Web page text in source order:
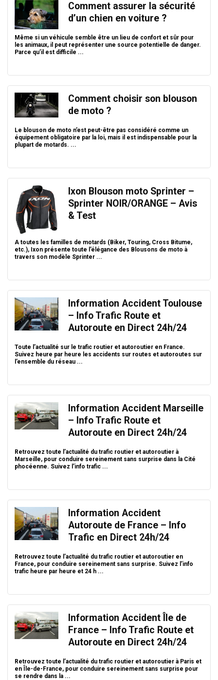
Comment assurer la sécurité
d’un chien en voiture ?
Même si un véhicule semble être un lieu de confort et sûr pour
les animaux, il peut représenter une source potentielle de danger.
Parce qu’il est difficile ...
Comment choisir son blouson
de moto ?
Le blouson de moto n’est peut-être pas considéré comme un
équipement obligatoire par la loi, mais il est indispensable pour la
plupart de motards. ...
Ixon Blouson moto Sprinter –
Sprinter NOIR/ORANGE – Avis
& Test
A toutes les familles de motards (Biker, Touring, Cross Bitume,
etc.), Ixon présente toute l’élégance des Blousons de moto à
travers son modèle Sprinter ...
Information Accident Toulouse
– Info Trafic Route et
Autoroute en Direct 24h/24
Toute l’actualité sur le trafic routier et autoroutier en France.
Suivez heure par heure les accidents sur routes et autoroutes sur
l’ensemble du réseau ...
Information Accident Marseille
– Info Trafic Route et
Autoroute en Direct 24h/24
Retrouvez toute l’actualité du trafic routier et autoroutier à
Marseille, pour conduire sereinement sans surprise dans la Cité
phocéenne. Suivez l’info trafic ...
Information Accident
Autoroute de France – Info
Trafic en Direct 24h/24
Retrouvez toute l’actualité du trafic routier et autoroutier en
France, pour conduire sereinement sans surprise. Suivez l’info
trafic heure par heure et 24 h ...
Information Accident Île de
France – Info Trafic Route et
Autoroute en Direct 24h/24
Retrouvez toute l’actualité du trafic routier et autoroutier à Paris et
en Île-de-France, pour conduire sereinement sans surprise pour
se rendre dans la ...